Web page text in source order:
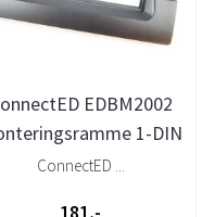
EDBM2002
1-DIN
BMW 5-serie (E39) / X5
ConnectED ...